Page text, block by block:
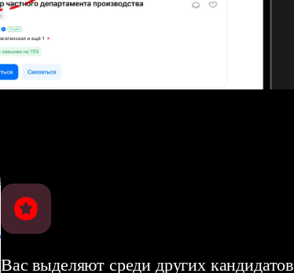
Вас выделяют среди других кандидатов